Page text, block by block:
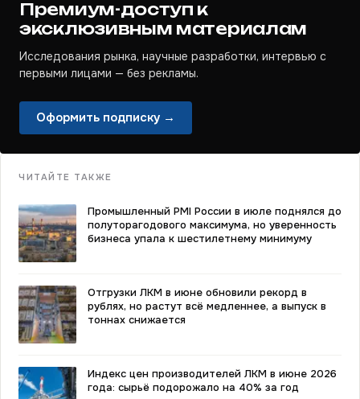
Премиум-доступ к
эксклюзивным материалам
Исследования рынка, научные разработки, интервью с
первыми лицами — без рекламы.
Оформить подписку →
ЧИТАЙТЕ ТАКЖЕ
Промышленный PMI России в июле поднялся до
полуторагодового максимума, но уверенность
бизнеса упала к шестилетнему минимуму
Отгрузки ЛКМ в июне обновили рекорд в
рублях, но растут всё медленнее, а выпуск в
тоннах снижается
Индекс цен производителей ЛКМ в июне 2026
года: сырьё подорожало на 40% за год